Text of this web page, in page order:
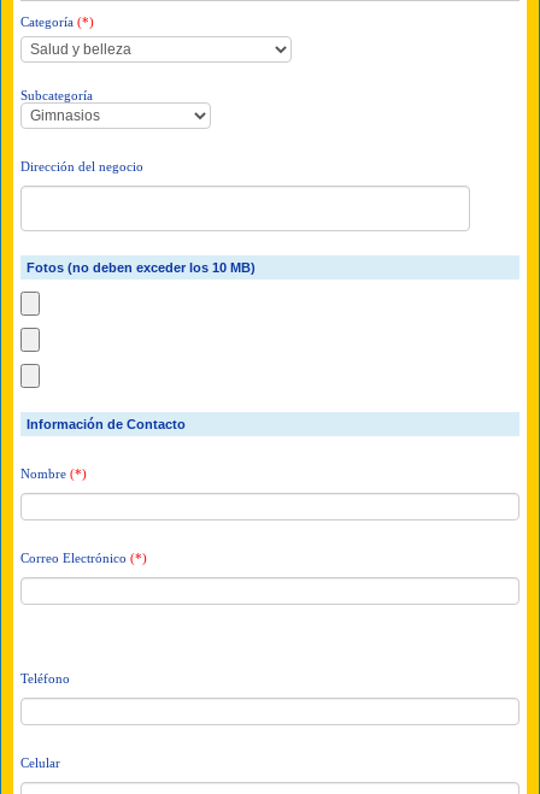
Categoría (*)
Subcategoría
Dirección del negocio
Fotos (no deben exceder los 10 MB)
Información de Contacto
Nombre (*)
Correo Electrónico (*)
Teléfono
Celular